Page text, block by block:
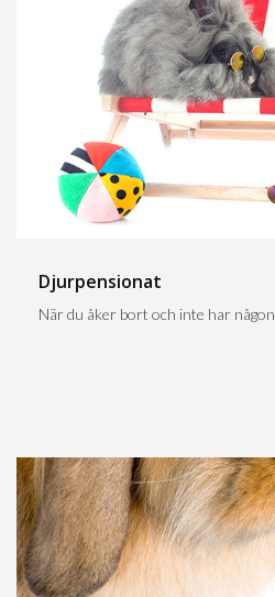
Djurpensionat
När du åker bort och inte har